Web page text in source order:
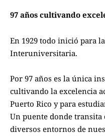
97 años cultivando
En 1929 todo inició para
Interuniversitaria.
Por 97 años es la única
cultivando la excelencia
Puerto Rico y para
Un puente donde transita
diversos entornos de